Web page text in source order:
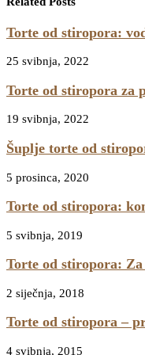
Torte od stiropora:
25 svibnja, 2022
Torte od stiropora za
19 svibnja, 2022
Šuplje torte od
5 prosinca, 2020
Torte od stiropora:
5 svibnja, 2019
Torte od stiropora:
2 siječnja, 2018
Torte od stiropora –
4 svibnja, 2015